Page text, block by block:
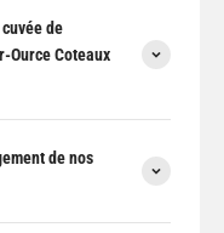
de
Ource Coteaux
de nos